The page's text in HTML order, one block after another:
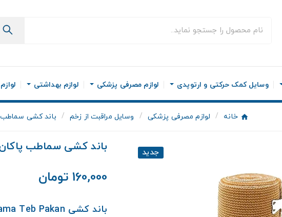
وسایل کمک حرکتی و ارتوپدی لوازم مصرفی پزشکی لوازم بهداشتی
خانه لوازم مصرفی پزشکی وسایل مراقبت از زخم باند کشی سماطب
جدید باند کشی سماطب
160,000 تومان
باند کشی Sama Teb Pakan